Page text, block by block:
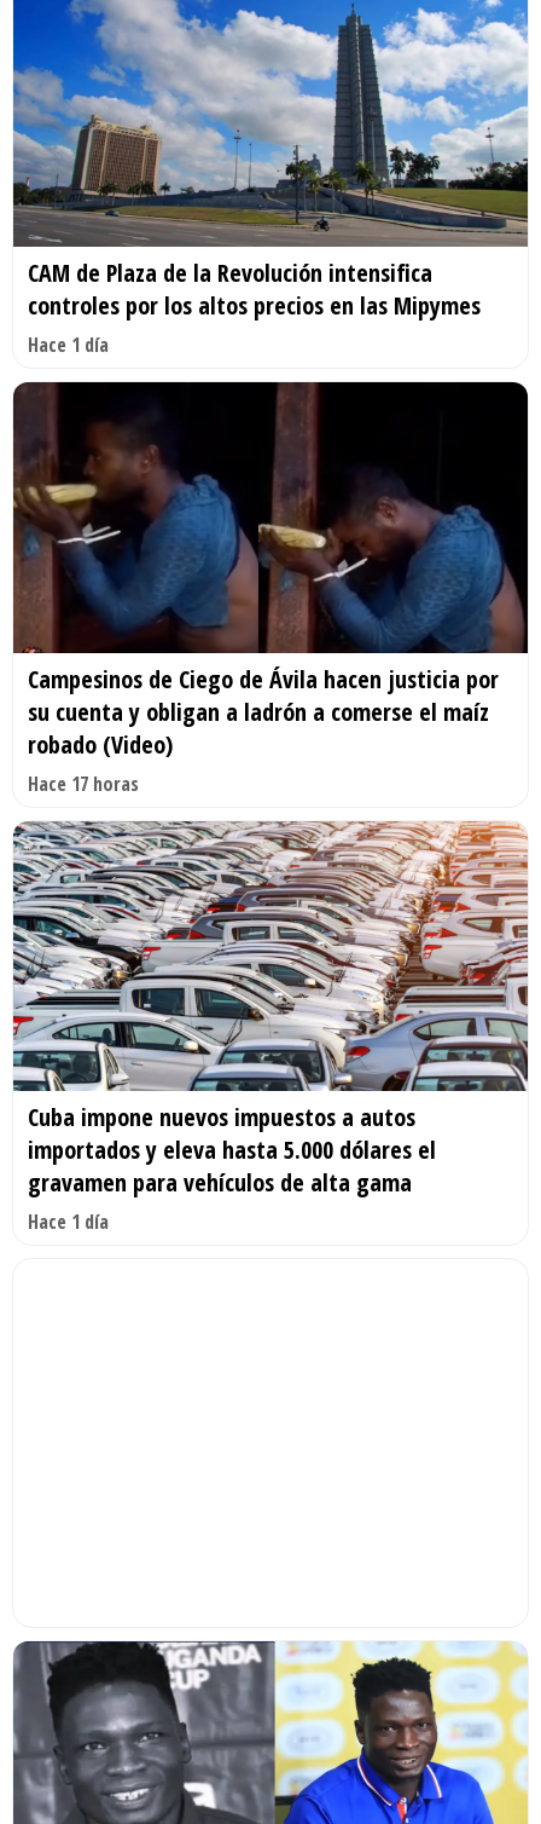
CAM de Plaza de la Revolución intensifica
controles por los altos precios en las Mipymes
Hace 1 día
Campesinos de Ciego de Ávila hacen justicia por
su cuenta y obligan a ladrón a comerse el maíz
robado (Video)
Hace 17 horas
Cuba impone nuevos impuestos a autos
importados y eleva hasta 5.000 dólares el
gravamen para vehículos de alta gama
Hace 1 día